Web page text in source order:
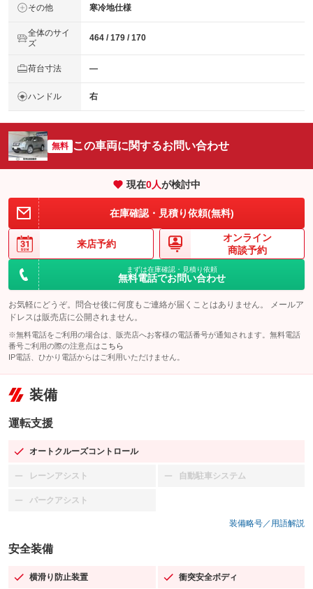
その他 寒冷地仕様
全体のサイ
ズ
464 / 179 / 170
荷台寸法 ―
ハンドル 右
無料 この車両に関するお問い合わせ
現在0人が検討中
在庫確認・見積り依頼(無料)
来店予約
オンライン
商談予約
まずは在庫確認・見積り依頼
無料電話でお問い合わせ
お気軽にどうぞ。問合せ後に何度もご連絡が届くことはありません。 メールア
ドレスは販売店に公開されません。
※無料電話をご利用の場合は、販売店へお客様の電話番号が通知されます。無料電話
番号ご利用の際の注意点は こちら
IP電話、ひかり電話からはご利用いただけません。
装備
運転支援
オートクルーズコントロール
：装備あり
レーンアシスト
：装備なし 自動駐車システム
：装備なし
パークアシスト
：装備なし
装備略号／用語解説
安全装備
横滑り防止装置
：装備あり 衝突安全ボディ
：装備あり